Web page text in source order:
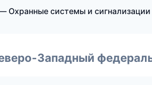
Охранные системы и сигнализации
Западный